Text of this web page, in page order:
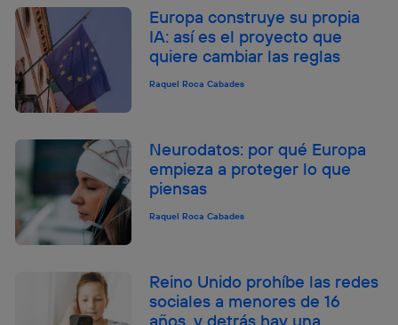
Europa construye su propia
IA: así es el proyecto que
quiere cambiar las reglas
Raquel Roca Cabades
Neurodatos: por qué Europa
empieza a proteger lo que
piensas
Raquel Roca Cabades
Reino Unido prohíbe las redes
sociales a menores de 16
años, y detrás hay una